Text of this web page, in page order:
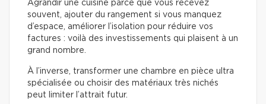
Agrandir une cuisine parce que vous recevez
souvent, ajouter du rangement si vous manquez
d’espace, améliorer l’isolation pour réduire vos
factures : voilà des investissements qui plaisent à un
grand nombre.
À l’inverse, transformer une chambre en pièce ultra
spécialisée ou choisir des matériaux très nichés
peut limiter l’attrait futur.